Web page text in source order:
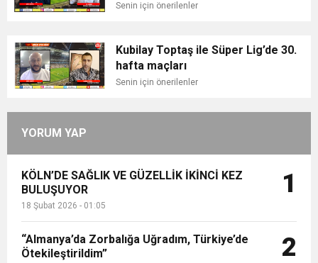
Senin için önerilenler
Kubilay Toptaş ile Süper Lig’de 30.
hafta maçları
Senin için önerilenler
YORUM YAP
KÖLN’DE SAĞLIK VE GÜZELLİK İKİNCİ KEZ
BULUŞUYOR
18 Şubat 2026 - 01:05
1
“Almanya’da Zorbalığa Uğradım, Türkiye’de
Ötekileştirildim”
2